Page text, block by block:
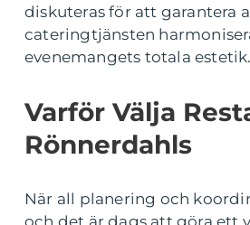
diskuteras för att garantera
cateringtjänsten
evenemangets totala estetik.
Varför Välja
Rönnerdahls
När all planering och